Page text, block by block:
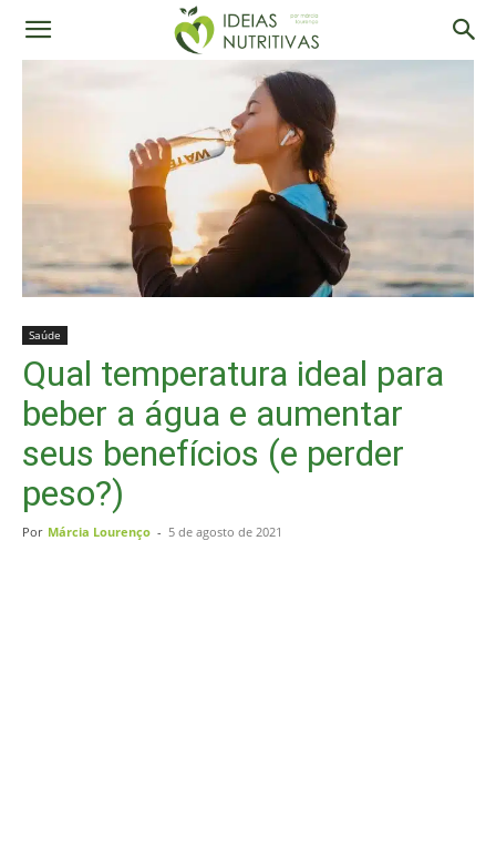
Saúde
Qual temperatura ideal para
beber a água e aumentar
seus benefícios (e perder
peso?)
Por Márcia Lourenço - 5 de agosto de 2021